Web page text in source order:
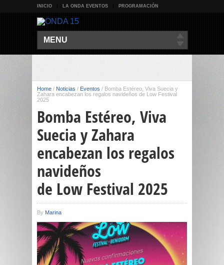
INICIO LA ONDA EVENTOS PROGRAMACIÓN
MENU
Home / Noticias / Eventos / Bomba Estéreo, Viva Suecia y
Zahara encabezan los regalos navideños de Low Festival
2025
Bomba Estéreo, Viva
Suecia y Zahara
encabezan los regalos
navideños
de Low Festival 2025
By Marina